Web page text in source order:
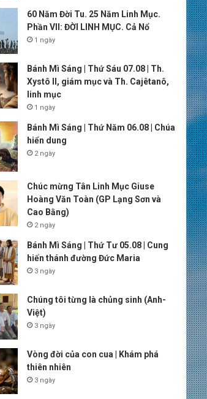
60 Năm Đời Tu. 25 Năm Linh Mục.
Phần VII: ĐỜI LINH MỤC. Cả Nổ
1 ngày
Bánh Mì Sáng | Thứ Sáu 07.08 | Th.
Xystô II, giám mục và Th. Cajêtanô,
linh mục
1 ngày
Bánh Mì Sáng | Thứ Năm 06.08 | Chúa
hiển dung
2 ngày
Chúc mừng Tân Linh Mục Giuse
Hoàng Văn Toàn (GP Lạng Sơn và
Cao Bằng)
2 ngày
Bánh Mì Sáng | Thứ Tư 05.08 | Cung
hiến thánh đường Đức Maria
3 ngày
Chúng tôi từng là chủng sinh (Anh-
Việt)
3 ngày
Vòng đời của con cua | Khám phá
thiên nhiên
3 ngày